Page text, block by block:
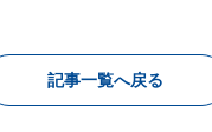
記事一覧へ戻る